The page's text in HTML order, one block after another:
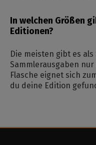
In welchen Größen
Editionen?
Die meisten gibt es als
Sammlerausgaben
Flasche eignet sich
du deine Edition